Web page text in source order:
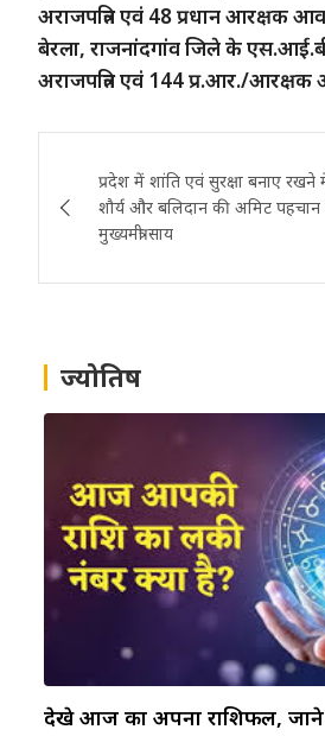
अराजपत्रित एवं 48 प्रधान आरक्षक
बेरला, राजनांदगांव जिले के
अराजपत्रित एवं 144 प्र.आर./आरक्षक
navigation
प्रदेश में शांति एवं सुरक्षा बनाए
शौर्य और बलिदान की अमिट
मुख्यमंत्री साय
ज्योतिष
देखे आज का अपना राशिफल,